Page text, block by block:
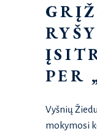
PER
Vyšnių
mokymosi